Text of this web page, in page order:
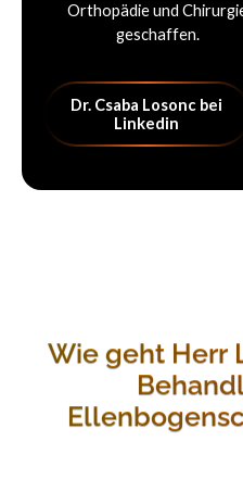
Orthopädie und
geschaffen.
Dr. Csaba Losonc bei
Linkedin
Dr. Csaba
Wie geht Herr